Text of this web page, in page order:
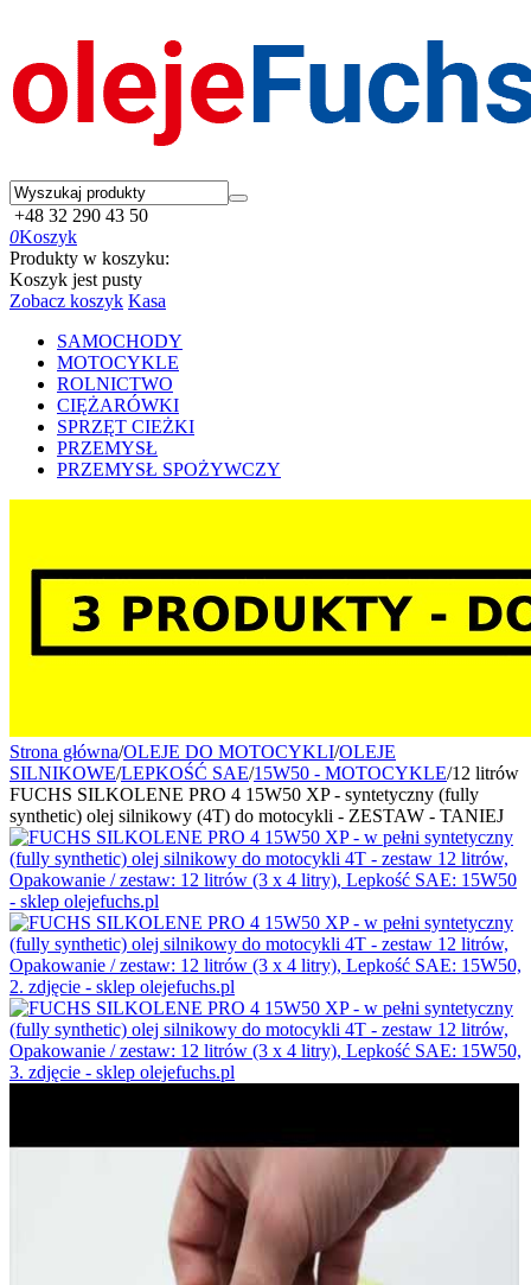
+48 32 290 43 50
0Koszyk
Produkty w koszyku:
Koszyk jest pusty
Zobacz koszyk Kasa
SAMOCHODY
MOTOCYKLE
ROLNICTWO
CIĘŻARÓWKI
SPRZĘT CIEŻKI
PRZEMYSŁ
PRZEMYSŁ SPOŻYWCZY
Strona główna/OLEJE DO MOTOCYKLI/OLEJE
SILNIKOWE/LEPKOŚĆ SAE/15W50 - MOTOCYKLE/12 litrów
FUCHS SILKOLENE PRO 4 15W50 XP - syntetyczny (fully
synthetic) olej silnikowy (4T) do motocykli - ZESTAW - TANIEJ